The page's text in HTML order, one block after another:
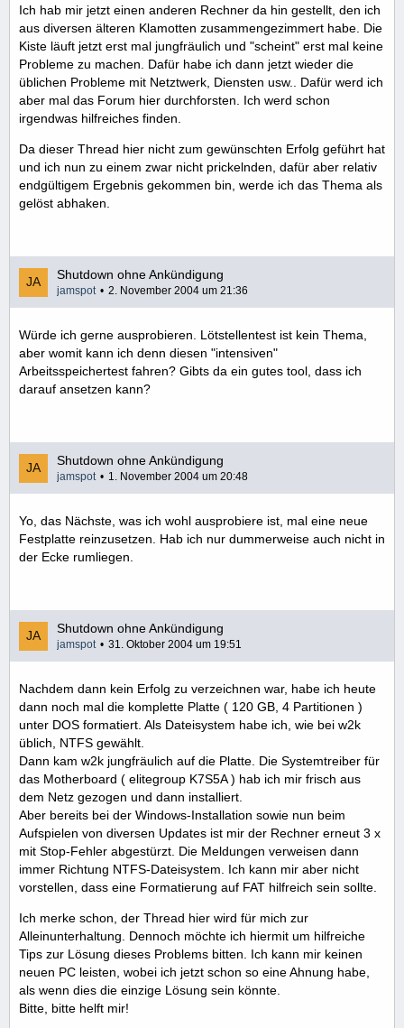
Ich hab mir jetzt einen anderen Rechner da hin gestellt, den ich
aus diversen älteren Klamotten zusammengezimmert habe. Die
Kiste läuft jetzt erst mal jungfräulich und "scheint" erst mal keine
Probleme zu machen. Dafür habe ich dann jetzt wieder die
üblichen Probleme mit Netztwerk, Diensten usw.. Dafür werd ich
aber mal das Forum hier durchforsten. Ich werd schon
irgendwas hilfreiches finden.
Da dieser Thread hier nicht zum gewünschten Erfolg geführt hat
und ich nun zu einem zwar nicht prickelnden, dafür aber relativ
endgültigem Ergebnis gekommen bin, werde ich das Thema als
gelöst abhaken.
Shutdown ohne Ankündigung
jamspot 2. November 2004 um 21:36
Würde ich gerne ausprobieren. Lötstellentest ist kein Thema,
aber womit kann ich denn diesen "intensiven"
Arbeitsspeichertest fahren? Gibts da ein gutes tool, dass ich
darauf ansetzen kann?
Shutdown ohne Ankündigung
jamspot 1. November 2004 um 20:48
Yo, das Nächste, was ich wohl ausprobiere ist, mal eine neue
Festplatte reinzusetzen. Hab ich nur dummerweise auch nicht in
der Ecke rumliegen.
Shutdown ohne Ankündigung
jamspot 31. Oktober 2004 um 19:51
Nachdem dann kein Erfolg zu verzeichnen war, habe ich heute
dann noch mal die komplette Platte ( 120 GB, 4 Partitionen )
unter DOS formatiert. Als Dateisystem habe ich, wie bei w2k
üblich, NTFS gewählt.
Dann kam w2k jungfräulich auf die Platte. Die Systemtreiber für
das Motherboard ( elitegroup K7S5A ) hab ich mir frisch aus
dem Netz gezogen und dann installiert.
Aber bereits bei der Windows-Installation sowie nun beim
Aufspielen von diversen Updates ist mir der Rechner erneut 3 x
mit Stop-Fehler abgestürzt. Die Meldungen verweisen dann
immer Richtung NTFS-Dateisystem. Ich kann mir aber nicht
vorstellen, dass eine Formatierung auf FAT hilfreich sein sollte.
Ich merke schon, der Thread hier wird für mich zur
Alleinunterhaltung. Dennoch möchte ich hiermit um hilfreiche
Tips zur Lösung dieses Problems bitten. Ich kann mir keinen
neuen PC leisten, wobei ich jetzt schon so eine Ahnung habe,
als wenn dies die einzige Lösung sein könnte.
Bitte, bitte helft mir!